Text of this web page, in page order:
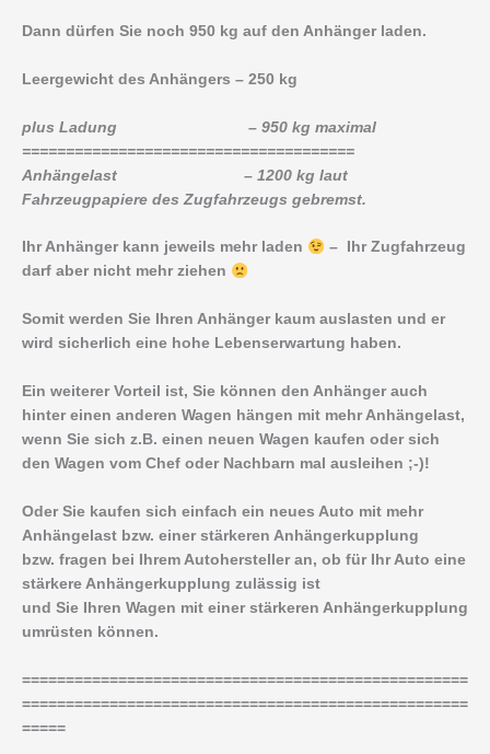
Dann dürfen Sie noch 950 kg auf den Anhänger laden.
Leergewicht des Anhängers – 250 kg
plus Ladung – 950 kg maximal
======================================
Anhängelast – 1200 kg laut
Fahrzeugpapiere des Zugfahrzeugs gebremst.
Ihr Anhänger kann jeweils mehr laden
– Ihr Zugfahrzeug
darf aber nicht mehr ziehen
Somit werden Sie Ihren Anhänger kaum auslasten und er
wird sicherlich eine hohe Lebenserwartung haben.
Ein weiterer Vorteil ist, Sie können den Anhänger auch
hinter einen anderen Wagen hängen mit mehr Anhängelast,
wenn Sie sich z.B. einen neuen Wagen kaufen oder sich
den Wagen vom Chef oder Nachbarn mal ausleihen ;-)!
Oder Sie kaufen sich einfach ein neues Auto mit mehr
Anhängelast bzw. einer stärkeren Anhängerkupplung
bzw. fragen bei Ihrem Autohersteller an, ob für Ihr Auto eine
stärkere Anhängerkupplung zulässig ist
und Sie Ihren Wagen mit einer stärkeren Anhängerkupplung
umrüsten können.
===================================================
===================================================
=====